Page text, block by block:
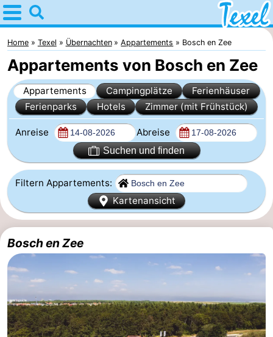
Home
Texel
Tipps
Für
-
Den
Burg
-
Den
-
Cocksdorp
De
-
Oudeschild
De
-
Home Texel Übernachten Appartements Bosch en Zee
Appartements von Bosch en Zee
Appartements Campingplätze
Ferienhäuser
Ferienparks
Hotels Zimmer (mit Frühstück)
Anreise Abreise
Suchen und finden
Filtern Appartements:
Kartenansicht
Bosch en Zee